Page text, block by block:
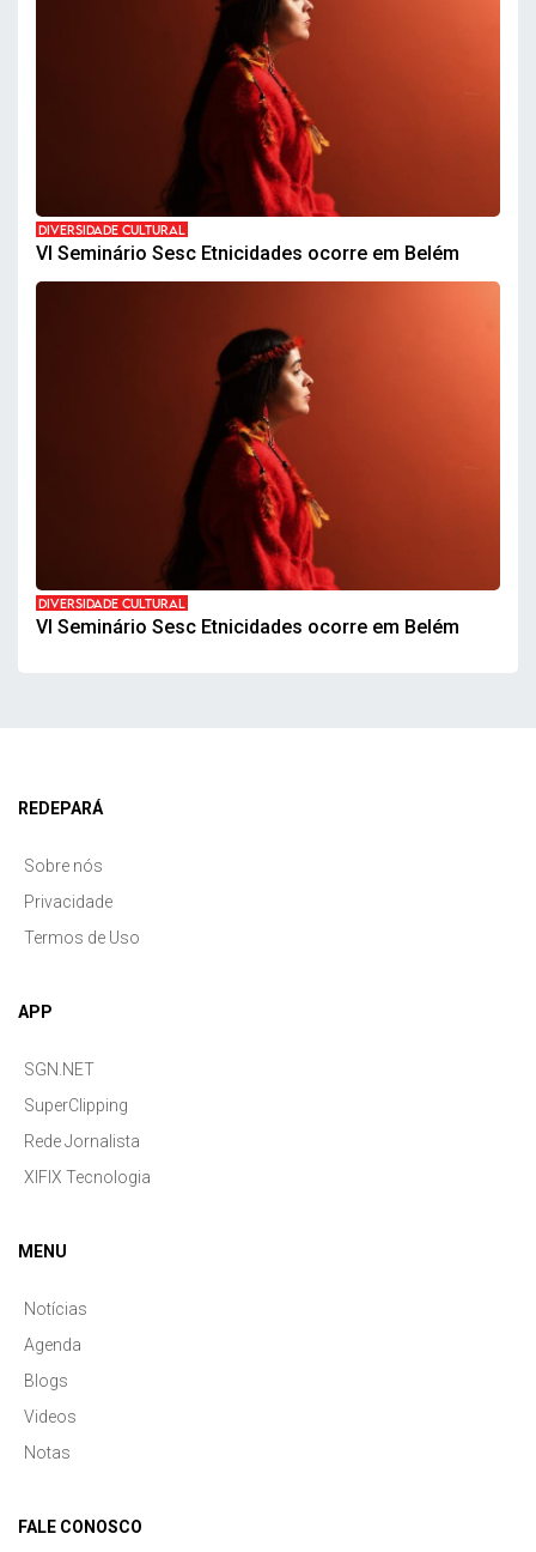
DIVERSIDADE CULTURAL
VI Seminário Sesc Etnicidades ocorre em Belém
DIVERSIDADE CULTURAL
VI Seminário Sesc Etnicidades ocorre em Belém
REDEPARÁ
Sobre nós
Privacidade
Termos de Uso
APP
SGN.NET
SuperClipping
Rede Jornalista
XIFIX Tecnologia
MENU
Notícias
Agenda
Blogs
Videos
Notas
FALE CONOSCO